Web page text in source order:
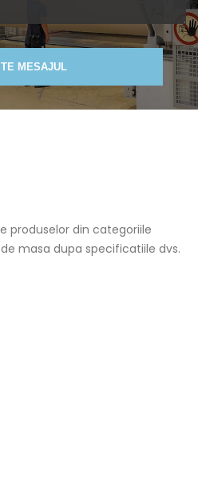
MESAJUL
produselor din categoriile
masa dupa specificatiile dvs.